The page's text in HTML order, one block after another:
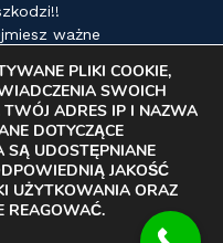
ważne
- Adwokat Jarosław
Realizacja: KPB MEDIA
& AG
PLIKI COOKIE,
SWOICH
ADRES IP I NAZWA
DOTYCZĄCE
SĄ UDOSTĘPNIANE
JAKOŚĆ
UŻYTKOWANIA ORAZ
REAGOWAĆ.